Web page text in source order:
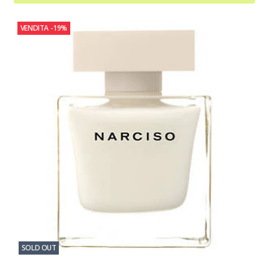
VENDITA -19%
SOLD OUT